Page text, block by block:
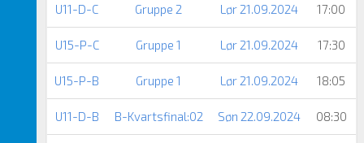
U11-D-C Gruppe 2 Lør 21.09.2024 17:00
U15-P-C Gruppe 1 Lør 21.09.2024 17:30
U15-P-B Gruppe 1 Lør 21.09.2024 18:05
U11-D-B B-Kvartsfinal:02 Søn 22.09.2024 08:30